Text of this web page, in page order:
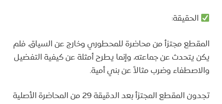
الحقيقة:
المقطع مجتزأ من محاضرة للمحطوري وخارج عن السياق، فلم
يكن يتحدث عن جماعته، وإنما يطرح أمثلة عن كيفية التفضيل
والاصطفاء وضرب مثالاً عن بني أمية.
تجدون المقطع المجتزأ بعد الدقيقة 29 من المحاضرة الأصلية